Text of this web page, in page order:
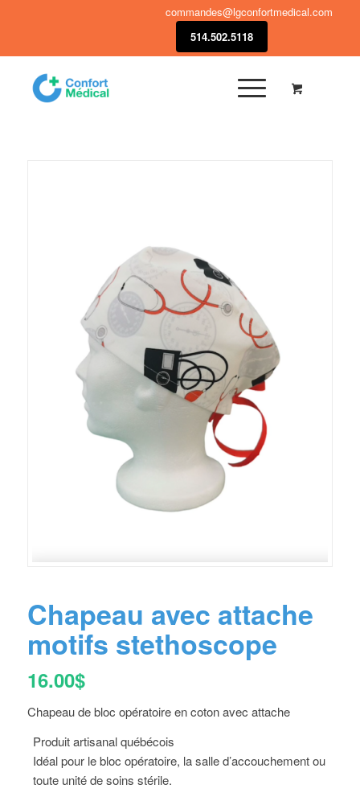
commandes@lgconfortmedical.com
514.502.5118
Chapeau avec attache
motifs stethoscope
16.00$
Chapeau de bloc opératoire en coton avec attache
Produit artisanal québécois
Idéal pour le bloc opératoire, la salle d’accouchement ou
toute unité de soins stérile.